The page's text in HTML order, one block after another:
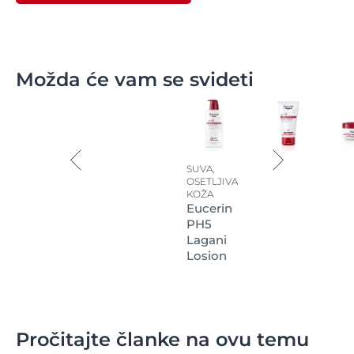
Možda će vam se svideti
SUVA,
OSETLJIVA
KOŽA
Eucerin
PH5
Lagani
Losion
Pročitajte članke na ovu temu